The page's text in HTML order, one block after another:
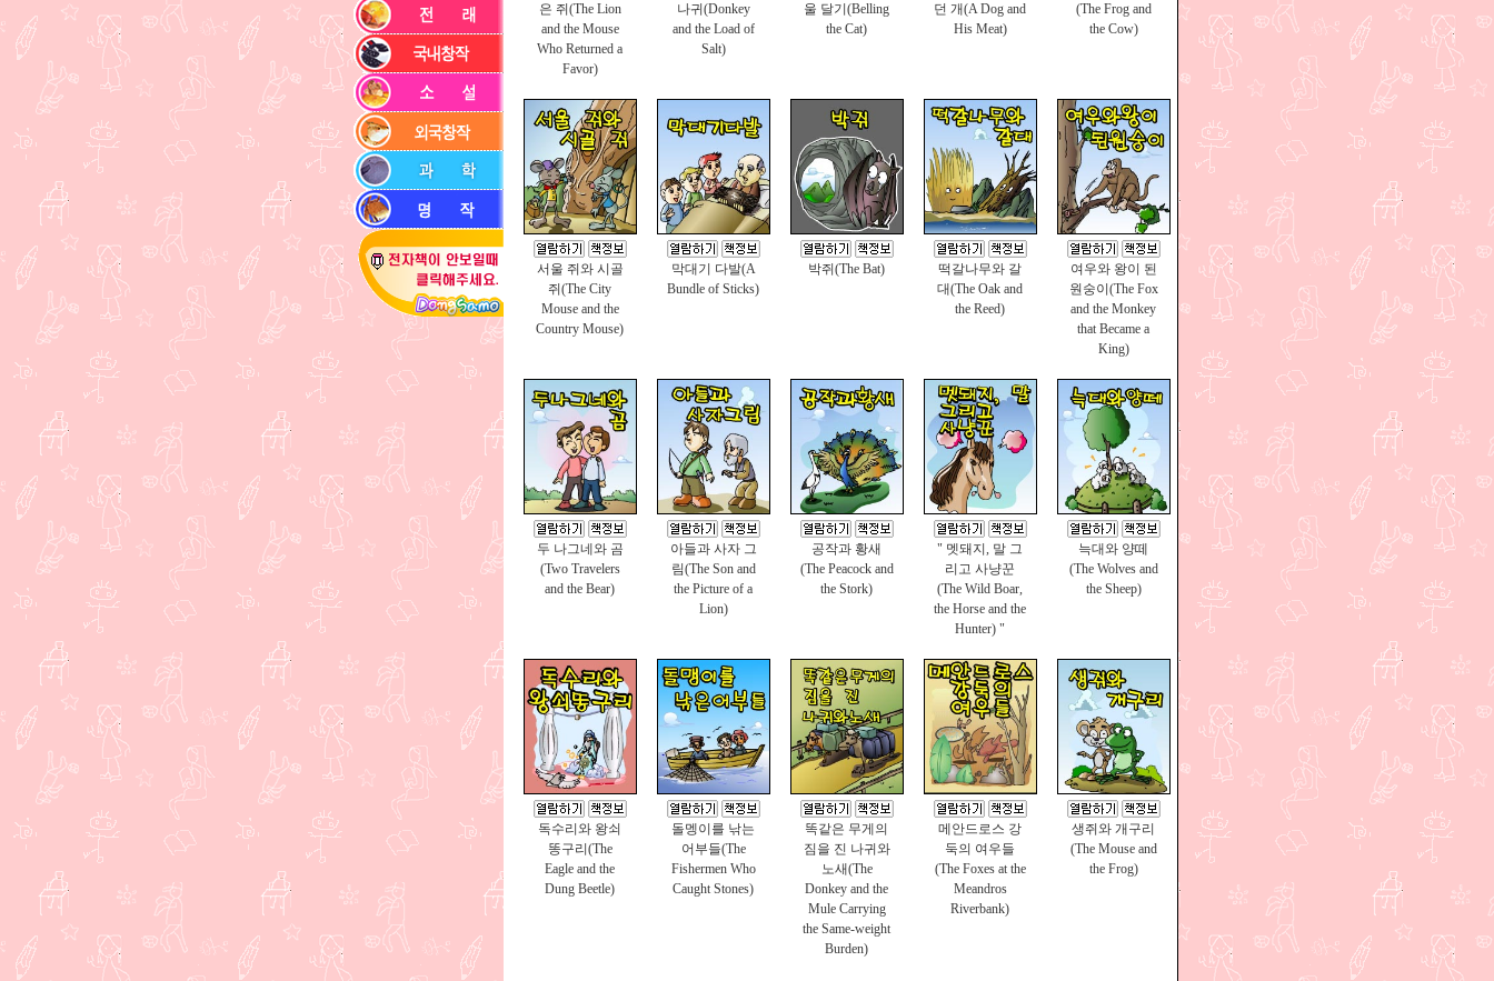
은 쥐(The Lion
and the Mouse
Who Returned a
Favor)
나귀(Donkey
and the Load of
Salt)
울 달기(Belling
the Cat)
던 개(A Dog and
His Meat)
(The Frog and
the Cow)
서울 쥐와 시골
쥐(The City
Mouse and the
Country Mouse)
막대기 다발(A
Bundle of Sticks)
박쥐(The Bat)
떡갈나무와 갈
대(The Oak and
the Reed)
여우와 왕이 된
원숭이(The Fox
and the Monkey
that Became a
King)
두 나그네와 곰
(Two Travelers
and the Bear)
아들과 사자 그
림(The Son and
the Picture of a
Lion)
공작과 황새
(The Peacock and
the Stork)
" 멧돼지, 말 그
리고 사냥꾼
(The Wild Boar,
the Horse and the
Hunter) "
늑대와 양떼
(The Wolves and
the Sheep)
독수리와 왕쇠
똥구리(The
Eagle and the
Dung Beetle)
돌멩이를 낚는
어부들(The
Fishermen Who
Caught Stones)
똑같은 무게의
짐을 진 나귀와
노새(The
Donkey and the
Mule Carrying
the Same-weight
Burden)
메안드로스 강
둑의 여우들
(The Foxes at the
Meandros
Riverbank)
생쥐와 개구리
(The Mouse and
the Frog)